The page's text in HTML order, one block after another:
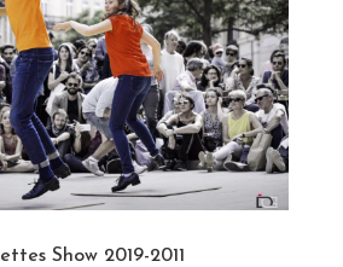
Show 2019-2011